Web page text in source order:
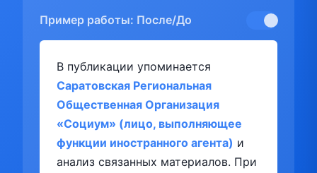
Пример работы: После/До
В публикации упоминается
Саратовская Региональная
Общественная Организация
«Социум» (лицо, выполняющее
функции иностранного агента) и
анализ связанных материалов. При